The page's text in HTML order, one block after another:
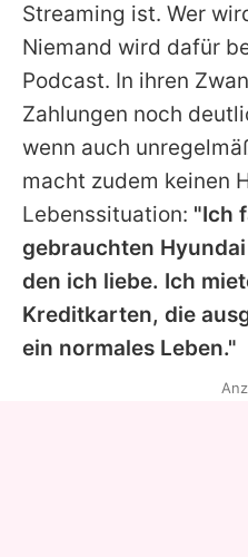
Streaming ist. Wer
Niemand wird dafür
Podcast. In ihren
Zahlungen noch
wenn auch
macht zudem keinen
Lebenssituation: "Ich
gebrauchten
den ich liebe. Ich
Kreditkarten, die
ein normales Leben."